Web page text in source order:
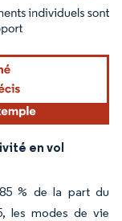
attribution sous CC BY
en vol
% de la part du
les modes de vie